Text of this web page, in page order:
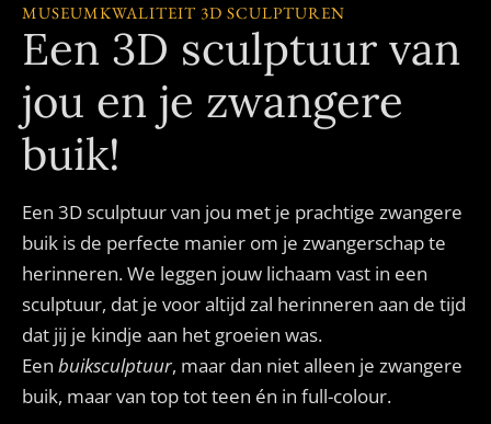
MUSEUMKWALITEIT 3D SCULPTUREN
Een 3D sculptuur van
jou en je zwangere
buik!
Een 3D sculptuur van jou met je prachtige zwangere
buik is de perfecte manier om je zwangerschap te
herinneren. We leggen jouw lichaam vast in een
sculptuur, dat je voor altijd zal herinneren aan de tijd
dat jij je kindje aan het groeien was.
Een buiksculptuur, maar dan niet alleen je zwangere
buik, maar van top tot teen én in full-colour.